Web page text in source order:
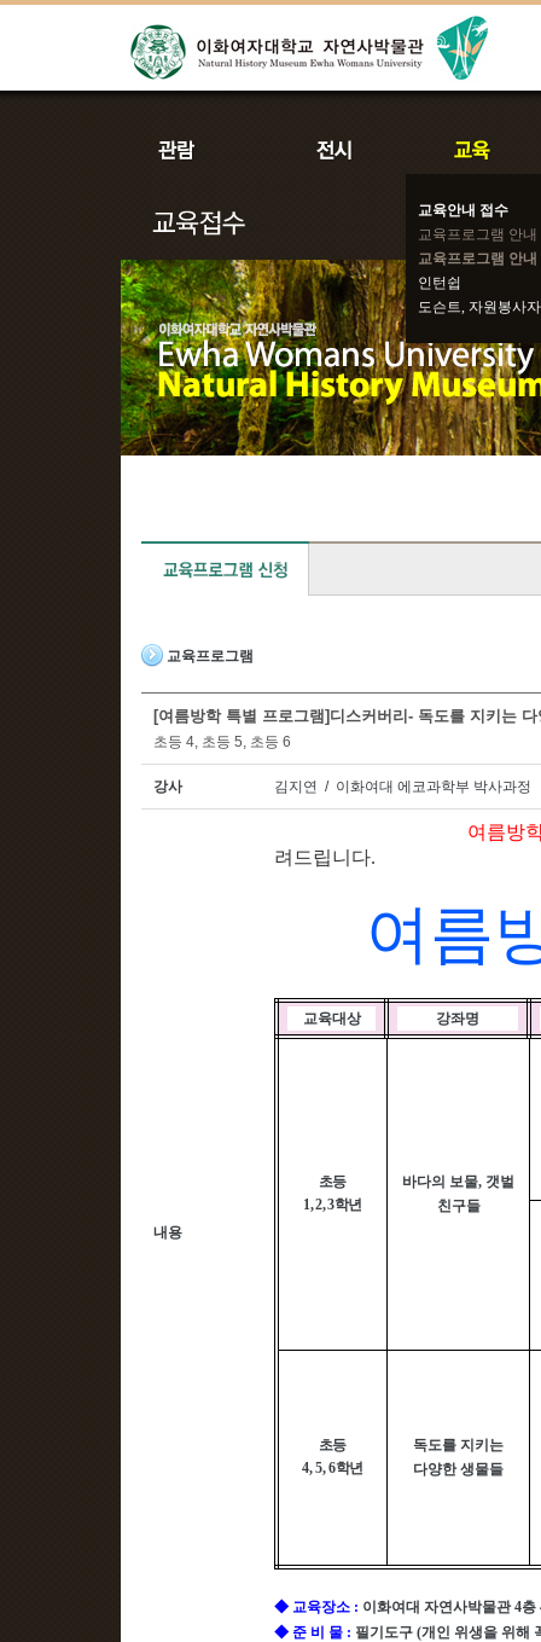
교육안내 접수
교육프로그램 안내
교육프로그램 안내
인턴쉽
도슨트, 자원봉사자
교육프로그램
[여름방학 특별 프로그램]디스커버리- 독도를 지키는
초등 4, 초등 5, 초등 6
강사 김지연 / 이화여대 에코과학부 박사과정
내용
여름방학 디스커
려드립니다.
여름
교육대상 강좌명
초등
1, 2, 3학년
바다의 보물, 갯벌
친구들
초등
4, 5, 6학년
독도를 지키는
다양한 생물들
◆ 교육장소 : 이화여대 자연사박물관4층
◆ 준 비 물 : 필기도구 (개인 위생을 위해